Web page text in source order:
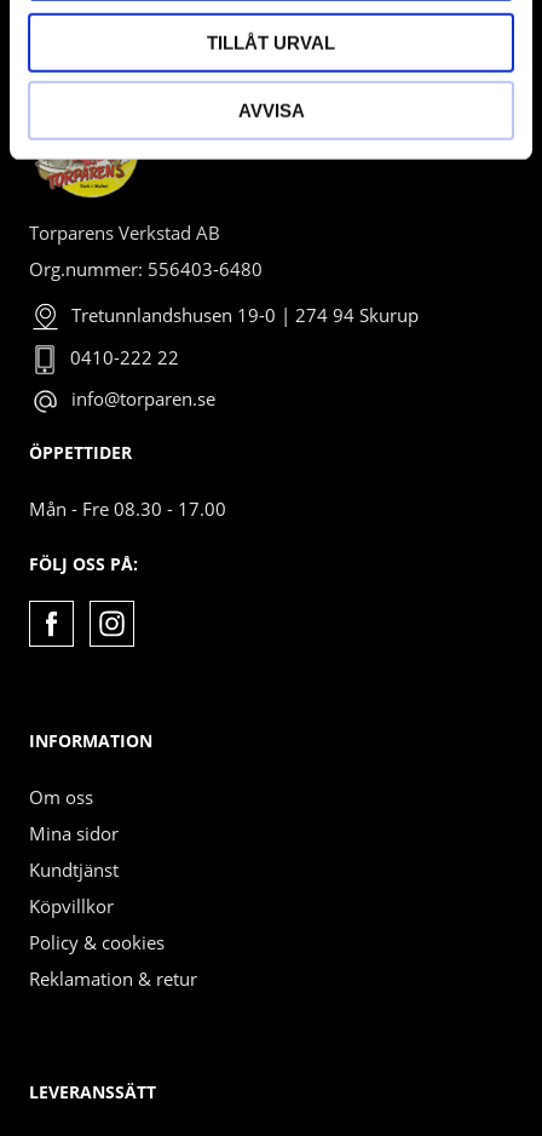
TILLÅT URVAL
AVVISA
Torparens Verkstad AB
Org.nummer: 556403-6480
Tretunnlandshusen 19-0 | 274 94 Skurup
0410-222 22
info@torparen.se
ÖPPETTIDER
Mån - Fre 08.30 - 17.00
FÖLJ OSS PÅ:
INFORMATION
Om oss
Mina sidor
Kundtjänst
Köpvillkor
Policy & cookies
Reklamation & retur
LEVERANSSÄTT